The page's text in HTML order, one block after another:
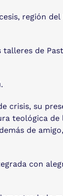
región
de
crisis, su
teológica de
de
con